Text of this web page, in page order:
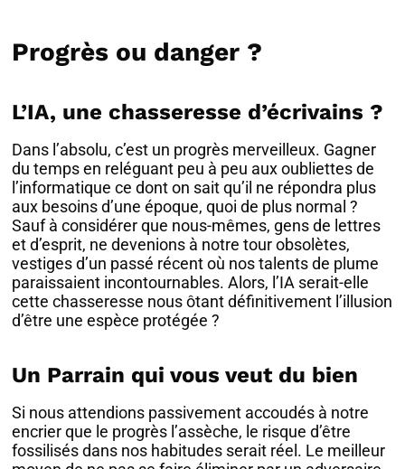
Progrès ou danger ?
L’IA, une chasseresse d’écrivains ?
Dans l’absolu, c’est un progrès merveilleux. Gagner
du temps en reléguant peu à peu aux oubliettes de
l’informatique ce dont on sait qu’il ne répondra plus
aux besoins d’une époque, quoi de plus normal ?
Sauf à considérer que nous-mêmes, gens de lettres
et d’esprit, ne devenions à notre tour obsolètes,
vestiges d’un passé récent où nos talents de plume
paraissaient incontournables. Alors, l’IA serait-elle
cette chasseresse nous ôtant définitivement l’illusion
d’être une espèce protégée ?
Un Parrain qui vous veut du bien
Si nous attendions passivement accoudés à notre
encrier que le progrès l’assèche, le risque d’être
fossilisés dans nos habitudes serait réel. Le meilleur